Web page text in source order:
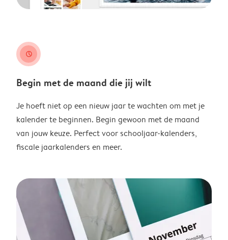
clock
Begin met de maand die jij wilt
Je hoeft niet op een nieuw jaar te wachten om met je
kalender te beginnen. Begin gewoon met de maand
van jouw keuze. Perfect voor schooljaar-kalenders,
fiscale jaarkalenders en meer.